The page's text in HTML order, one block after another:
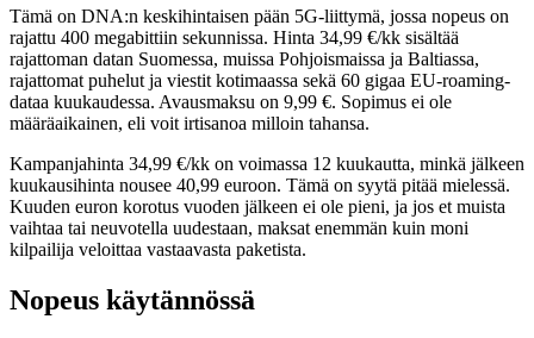
Tämä on DNA:n keskihintaisen pään 5G-liittymä, jossa nopeus on
rajattu 400 megabittiin sekunnissa. Hinta 34,99 €/kk sisältää
rajattoman datan Suomessa, muissa Pohjoismaissa ja Baltiassa,
rajattomat puhelut ja viestit kotimaassa sekä 60 gigaa EU-roaming-
dataa kuukaudessa. Avausmaksu on 9,99 €. Sopimus ei ole
määräaikainen, eli voit irtisanoa milloin tahansa.
Kampanjahinta 34,99 €/kk on voimassa 12 kuukautta, minkä jälkeen
kuukausihinta nousee 40,99 euroon. Tämä on syytä pitää mielessä.
Kuuden euron korotus vuoden jälkeen ei ole pieni, ja jos et muista
vaihtaa tai neuvotella uudestaan, maksat enemmän kuin moni
kilpailija veloittaa vastaavasta paketista.
Nopeus käytännössä